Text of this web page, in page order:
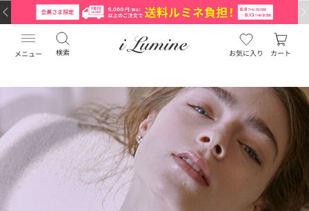
メニュー 検索 お気に入り カート